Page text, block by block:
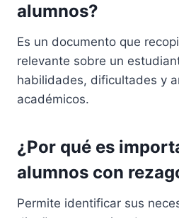
alumnos?
Es un documento que
relevante sobre un
habilidades, dificultades y
académicos.
¿Por qué es
alumnos con
Permite identificar sus